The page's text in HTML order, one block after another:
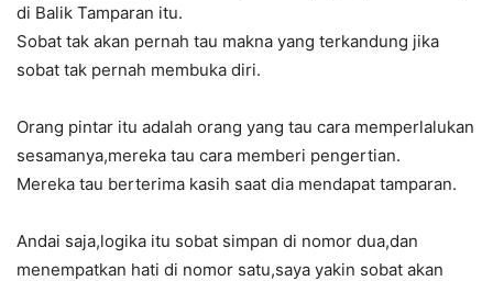
di Balik Tamparan itu.
Sobat tak akan pernah tau makna yang terkandung jika
sobat tak pernah membuka diri.
Orang pintar itu adalah orang yang tau cara memperlalukan
sesamanya,mereka tau cara memberi pengertian.
Mereka tau berterima kasih saat dia mendapat tamparan.
Andai saja,logika itu sobat simpan di nomor dua,dan
menempatkan hati di nomor satu,saya yakin sobat akan